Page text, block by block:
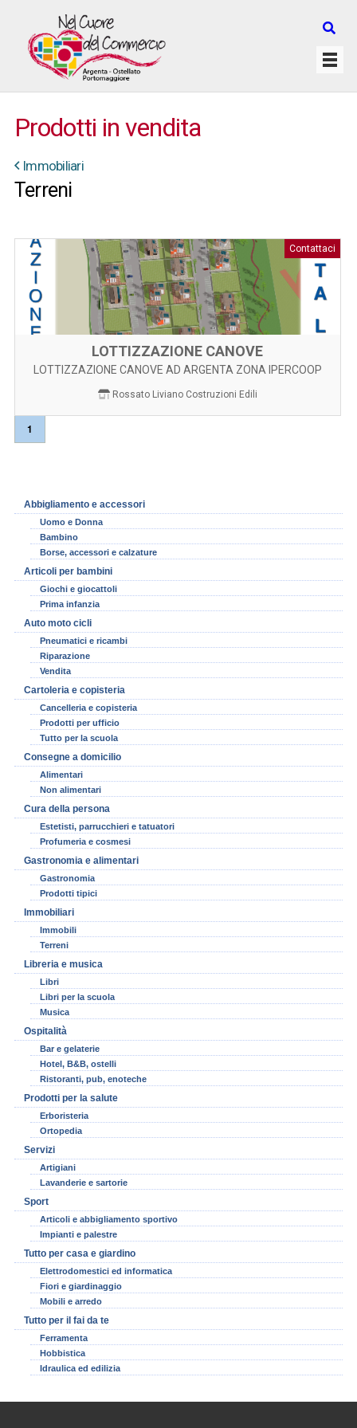
Prodotti in vendita
Immobiliari
Terreni
LOTTIZZAZIONE CANOVE
LOTTIZZAZIONE CANOVE AD ARGENTA ZONA IPERCOOP
Rossato Liviano Costruzioni Edili
Contattaci
1
Abbigliamento e accessori
Uomo e Donna
Bambino
Borse, accessori e calzature
Articoli per bambini
Giochi e giocattoli
Prima infanzia
Auto moto cicli
Pneumatici e ricambi
Riparazione
Vendita
Cartoleria e copisteria
Cancelleria e copisteria
Prodotti per ufficio
Tutto per la scuola
Consegne a domicilio
Alimentari
Non alimentari
Cura della persona
Estetisti, parrucchieri e tatuatori
Profumeria e cosmesi
Gastronomia e alimentari
Gastronomia
Prodotti tipici
Immobiliari
Immobili
Terreni
Libreria e musica
Libri
Libri per la scuola
Musica
Ospitalità
Bar e gelaterie
Hotel, B&B, ostelli
Ristoranti, pub, enoteche
Prodotti per la salute
Erboristeria
Ortopedia
Servizi
Artigiani
Lavanderie e sartorie
Sport
Articoli e abbigliamento sportivo
Impianti e palestre
Tutto per casa e giardino
Elettrodomestici ed informatica
Fiori e giardinaggio
Mobili e arredo
Tutto per il fai da te
Ferramenta
Hobbistica
Idraulica ed edilizia